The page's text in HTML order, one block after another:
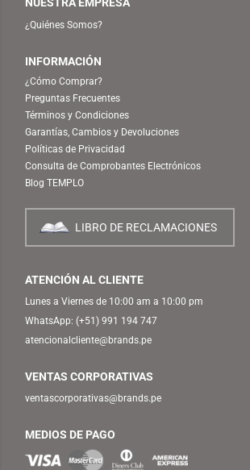
NUESTRA EMPRESA
¿Quiénes Somos?
INFORMACIÓN
¿Cómo Comprar?
Preguntas Frecuentes
Términos y Condiciones
Garantías, Cambios y Devoluciones
Políticas de Privacidad
Consulta de Comprobantes Electrónicos
Blog TEMPLO
LIBRO DE RECLAMACIONES
ATENCIÓN AL CLIENTE
Lunes a Viernes de 10:00 am a 10:00 pm
WhatsApp: (+51) 991 194 747
atencionalcliente@brands.pe
VENTAS CORPORATIVAS
ventascorporativas@brands.pe
MEDIOS DE PAGO